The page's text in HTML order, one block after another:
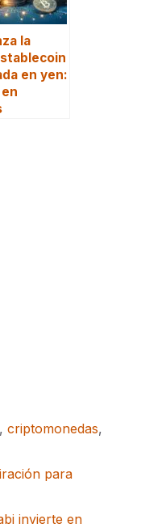
la
en yen:
, criptomonedas,
para
invierte en